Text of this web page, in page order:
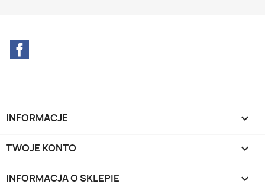
INFORMACJE 
TWOJE KONTO 
INFORMACJA O SKLEPIE keyboard_arrow_down